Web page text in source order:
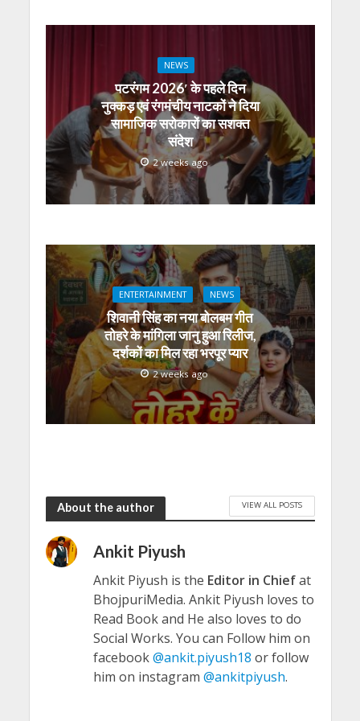
NEWS
पटरंगम 2026′ के पहले दिन
नुक्कड़ एवं रंगमंचीय नाटकों ने दिया
सामाजिक सरोकारों का सशक्त
संदेश
2 weeks ago
ENTERTAINMENT NEWS
शिवानी सिंह का नया बोलबम गीत
तोहरे के मांगिला जानु हुआ रिलीज,
दर्शकों का मिल रहा भरपूर प्यार
2 weeks ago
About the author VIEW ALL POSTS
Ankit Piyush
Ankit Piyush is the Editor in Chiefat
BhojpuriMedia. Ankit Piyush loves to
Read Book and He also loves to do
Social Works. You can Follow him on
facebook@ankit.piyush18 or follow
him on instagram @ankitpiyush.